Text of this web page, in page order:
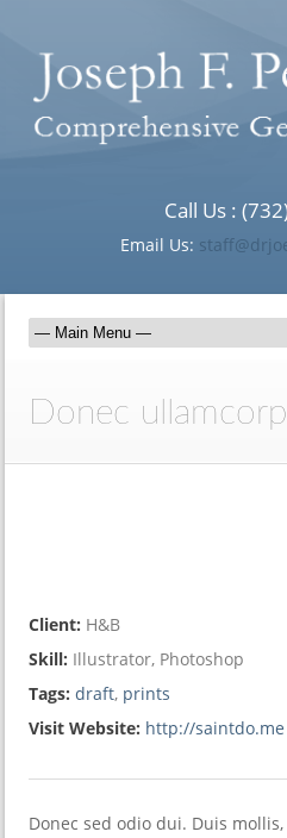
Call Us :
Email Us:
Donec
Client: H&B
Skill: Illustrator, Photoshop
Tags: draft, prints
Visit Website: http://saintdo.me
Donec sed odio dui. Duis